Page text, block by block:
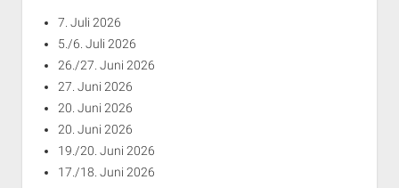
7. Juli 2026
5./6. Juli 2026
26./27. Juni 2026
27. Juni 2026
20. Juni 2026
20. Juni 2026
19./20. Juni 2026
17./18. Juni 2026